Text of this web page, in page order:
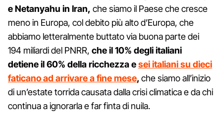
e Netanyahu in Iran, che siamo il Paese che cresce
meno in Europa, col debito più alto d’Europa, che
abbiamo letteralmente buttato via buona parte dei
194 miliardi del PNRR, che il 10% degli italiani
detiene il 60% della ricchezza esei italiani su dieci
faticano ad arrivare a fine mese, che siamo all’inizio
di un’estate torrida causata dalla crisi climatica e da chi
continua a ignorarla e far finta di nuila.